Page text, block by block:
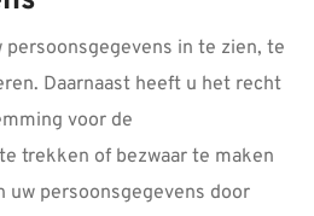
in te zien, te
Daarnaast heeft u het recht
voor de
trekken of bezwaar te maken
uw persoonsgegevens door